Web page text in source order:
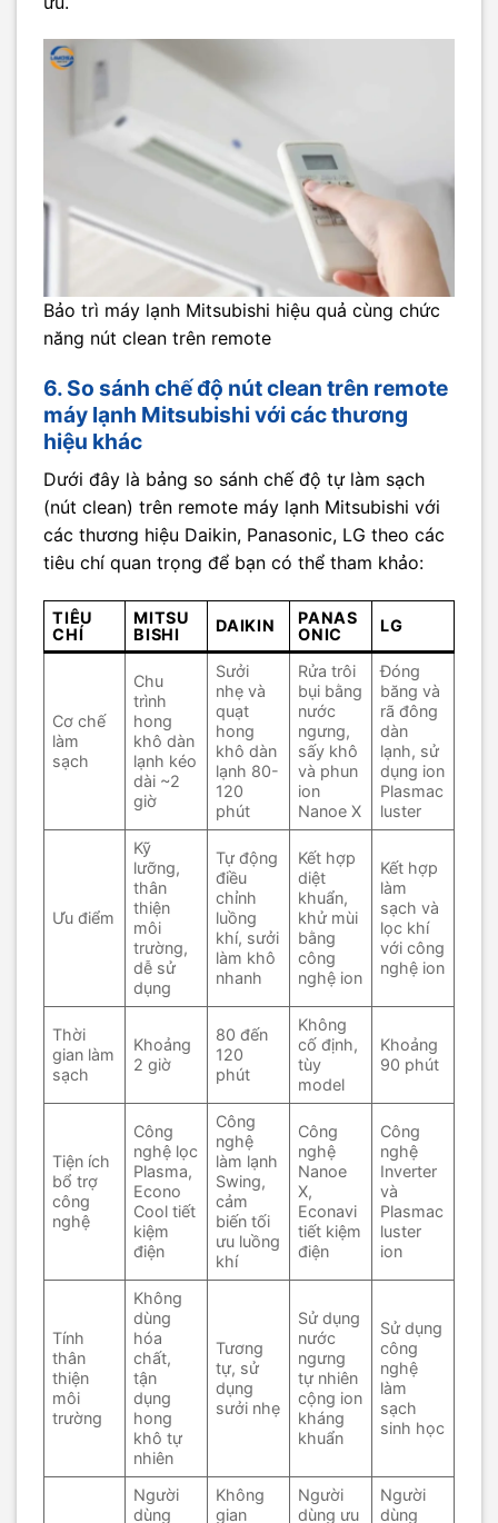
Bảo trì máy lạnh Mitsubishi hiệu quả cùng chức
năng nút clean trên remote
6. So sánh chế độ nút clean trên remote
máy lạnh Mitsubishi với các thương
hiệu khác
Dưới đây là bảng so sánh chế độ tự làm sạch
(nút clean) trên remote máy lạnh Mitsubishi với
các thương hiệu Daikin, Panasonic, LG theo các
tiêu chí quan trọng để bạn có thể tham khảo:
TIÊU
CHÍ
MITSU
BISHI
DAIKIN
PANAS
ONIC
LG
Cơ chế
làm
sạch
Chu
trình
hong
khô dàn
lạnh kéo
dài ~2
giờ
Sưởi
nhẹ và
quạt
hong
khô dàn
lạnh 80-
120
phút
Rửa trôi
bụi bằng
nước
ngưng,
sấy khô
và phun
ion
Nanoe X
Đóng
băng và
rã đông
dàn
lạnh, sử
dụng ion
Plasmac
luster
Ưu điểm
Kỹ
lưỡng,
thân
thiện
môi
trường,
dễ sử
dụng
Tự động
điều
chỉnh
luồng
khí, sưởi
làm khô
nhanh
Kết hợp
diệt
khuẩn,
khử mùi
bằng
công
nghệ ion
Kết hợp
làm
sạch và
lọc khí
với công
nghệ ion
Thời
gian làm
sạch
Khoảng
2 giờ
80 đến
120
phút
Không
cố định,
tùy
model
Khoảng
90 phút
Tiện ích
bổ trợ
công
nghệ
Công
nghệ lọc
Plasma,
Econo
Cool tiết
kiệm
điện
Công
nghệ
làm lạnh
Swing,
cảm
biến tối
ưu luồng
khí
Công
nghệ
Nanoe
X,
Econavi
tiết kiệm
điện
Công
nghệ
Inverter
và
Plasmac
luster
ion
Tính
thân
thiện
môi
trường
Không
dùng
hóa
chất,
tận
dụng
hong
khô tự
nhiên
Tương
tự, sử
dụng
sưởi nhẹ
Sử dụng
nước
ngưng
tự nhiên
cộng ion
kháng
khuẩn
Sử dụng
công
nghệ
làm
sạch
sinh học
Người
dùng
Không
gian
Người
dùng ưu
Người
dùng